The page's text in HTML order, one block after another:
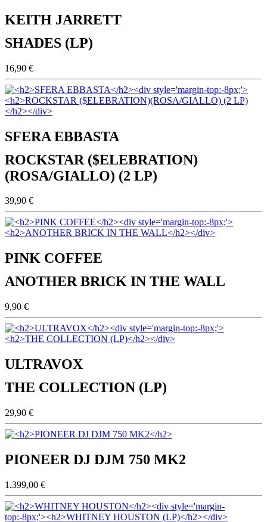
KEITH JARRETT
SHADES (LP)
16,90 €
SFERA EBBASTA
ROCKSTAR ($ELEBRATION)
(ROSA/GIALLO) (2 LP)
39,90 €
PINK COFFEE
ANOTHER BRICK IN THE WALL
9,90 €
ULTRAVOX
THE COLLECTION (LP)
29,90 €
PIONEER DJ DJM 750 MK2
1.399,00 €